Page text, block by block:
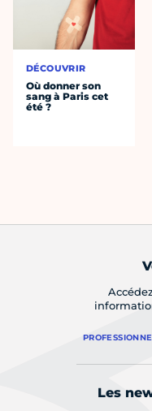
DÉCOUVRIR
Où donner son
sang à Paris cet
été ?
Les